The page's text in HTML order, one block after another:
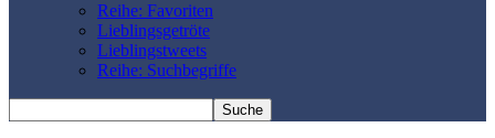
Reihe: Favoriten
Lieblingsgetröte
Lieblingstweets
Reihe: Suchbegriffe